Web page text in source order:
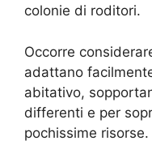
colonie di roditori.
Occorre
adattano
abitativo,
differenti e per
pochissime risorse.